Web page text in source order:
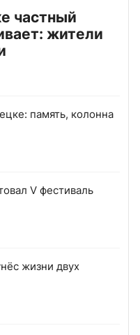
частный
жители
память, колонна
V фестиваль
жизни двух